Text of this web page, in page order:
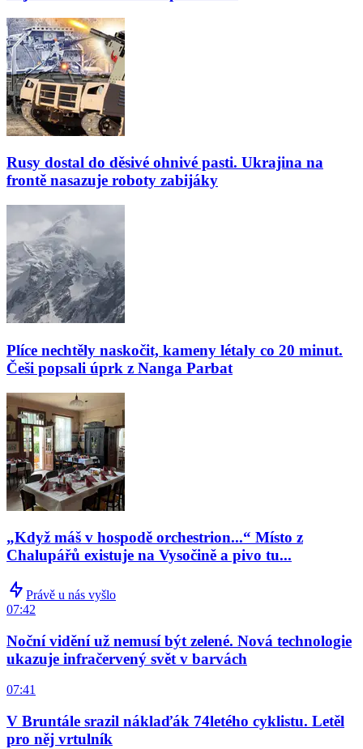
Rusy dostal do děsivé ohnivé pasti. Ukrajina na
frontě nasazuje roboty zabijáky
Plíce nechtěly naskočit, kameny létaly co 20 minut.
Češi popsali úprk z Nanga Parbat
„Když máš v hospodě orchestrion...“ Místo z
Chalupářů existuje na Vysočině a pivo tu...
Právě u nás vyšlo
07:42
Noční vidění už nemusí být zelené. Nová technologie
ukazuje infračervený svět v barvách
07:41
V Bruntále srazil náklaďák 74letého cyklistu. Letěl
pro něj vrtulník